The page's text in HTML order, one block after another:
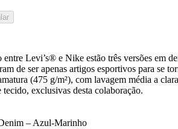
entre Levi’s® e Nike estão três versões
de ser apenas artigos esportivos para
(475 g/m²), com lavagem média a
exclusivas desta colaboração.
– Azul-Marinho